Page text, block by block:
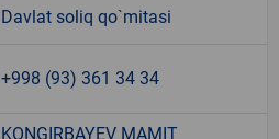
Davlat soliq qo`mitasi
+998 (93) 361 34 34
KONGIRBAYEV MAMIT